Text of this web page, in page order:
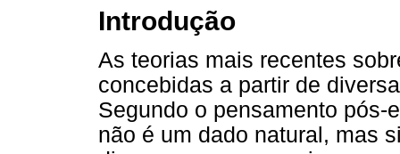
Introdução
As teorias mais recentes
concebidas a partir de
Segundo o pensamento pós-
não é um dado natural, mas